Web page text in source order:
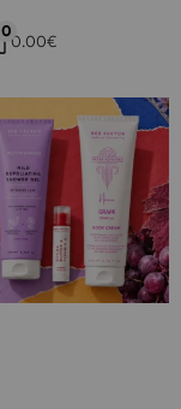
00.00€